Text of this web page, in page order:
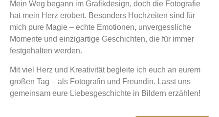
Mein Weg begann im Grafikdesign, doch die Fotografie
hat mein Herz erobert. Besonders Hochzeiten sind für
mich pure Magie – echte Emotionen, unvergessliche
Momente und einzigartige Geschichten, die für immer
festgehalten werden.
Mit viel Herz und Kreativität begleite ich euch an eurem
großen Tag – als Fotografin und Freundin. Lasst uns
gemeinsam eure Liebesgeschichte in Bildern erzählen!